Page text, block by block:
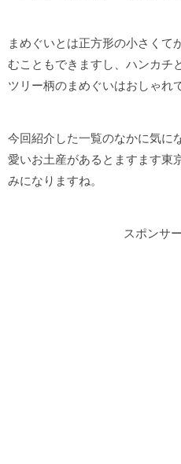
まめぐいとは正方形の小さくて
むこともできますし、ハンカチ
ツリー柄のまめぐいはおしゃれ
今回紹介した一覧のなかに気に
愛いお土産があるとますます東
みになりますね。
スポンサ